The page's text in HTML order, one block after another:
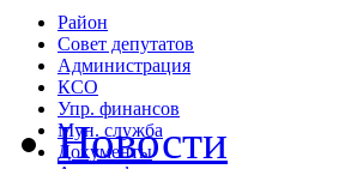
Район
Совет депутатов
Администрация
КСО
Упр. финансов
Мун. служба
Документы
Новости